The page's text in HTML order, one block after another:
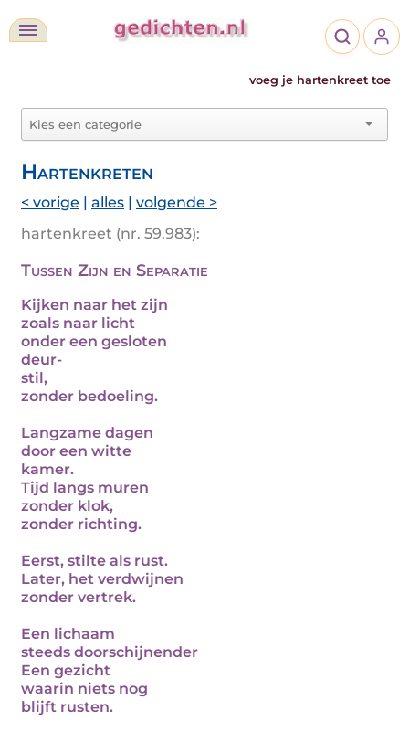
voeg je hartenkreet toe
Hartenkreten
< vorige | alles | volgende >
hartenkreet (nr. 59.983):
Tussen Zijn en Separatie
Kijken naar het zijn
zoals naar licht
onder een gesloten
deur-
stil,
zonder bedoeling.
Langzame dagen
door een witte
kamer.
Tijd langs muren
zonder klok,
zonder richting.
Eerst, stilte als rust.
Later, het verdwijnen
zonder vertrek.
Een lichaam
steeds doorschijnender
Een gezicht
waarin niets nog
blijft rusten.